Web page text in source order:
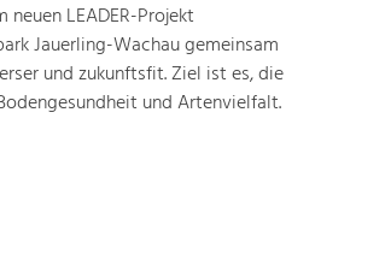
LEADER-Projekt
Jauerling-Wachau gemeinsam
und zukunftsfit. Ziel ist es, die
und Artenvielfalt.